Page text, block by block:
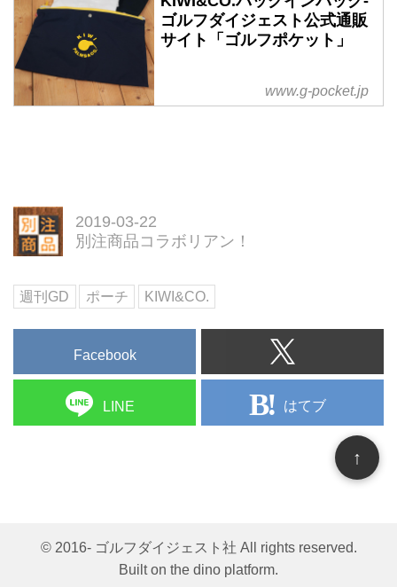
ゴルフダイジェスト公式通販
サイト「ゴルフポケット」
カラフルな色使いで人気の
「KIWI&amp;CO.」から新アイテ
トカジュアルウェアブランドは、
名前をedit of KIWIから
「KIWI&amp;CO.」に変更。同時
にロゴもシンプルに変更となって
からは初のラインナップ。コラボ
リアン限定のカラーはここだけで
しか手に入らない。シンプルだけ
www.g-pocket.jp
2019-03-22
別注商品コラボリアン！
週刊GD ポーチ KIWI&CO.
Facebook
LINE はてブ
© 2016- ゴルフダイジェスト社 All rights reserved.
Built on the dino platform.
↑